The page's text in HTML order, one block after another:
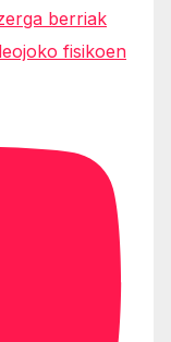
berriak
fisikoen